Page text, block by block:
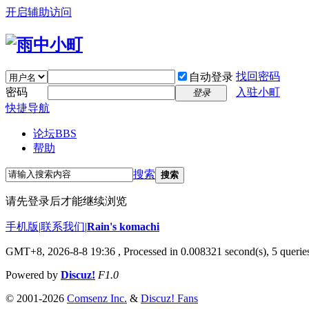
开启辅助访问
自动登录 找回密码
密码
登录
入驻小町
快捷导航
论坛BBS
帮助
搜索 搜索
请先登录后才能继续浏览
手机版|联系我们|Rain's komachi
GMT+8, 2026-8-8 19:36 , Processed in 0.008321 second(s), 5
Powered by Discuz! F1.0
© 2001-2026 Comsenz Inc. & Discuz! Fans